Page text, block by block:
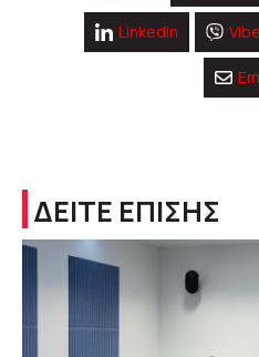
Linkedin
ΔΕΙΤΕ ΕΠΙΣΗΣ